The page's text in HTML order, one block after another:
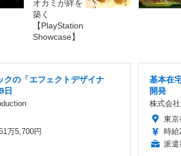
クの「エフェクトデザイナ
日
万5,700円
基本在
開発
株式会
東京
時給
派遣